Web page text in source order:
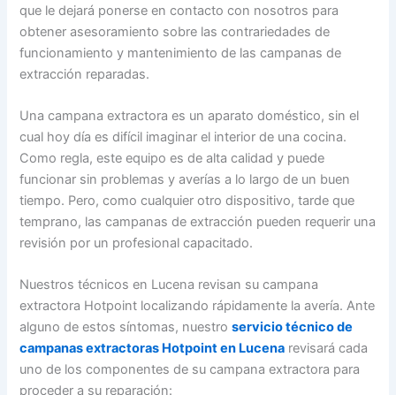
que le dejará ponerse en contacto con nosotros para
obtener asesoramiento sobre las contrariedades de
funcionamiento y mantenimiento de las campanas de
extracción reparadas.
Una campana extractora es un aparato doméstico, sin el
cual hoy día es difícil imaginar el interior de una cocina.
Como regla, este equipo es de alta calidad y puede
funcionar sin problemas y averías a lo largo de un buen
tiempo. Pero, como cualquier otro dispositivo, tarde que
temprano, las campanas de extracción pueden requerir una
revisión por un profesional capacitado.
Nuestros técnicos en Lucena revisan su campana
extractora Hotpoint localizando rápidamente la avería. Ante
alguno de estos síntomas, nuestroservicio técnico de
campanas extractoras Hotpoint en Lucena revisará cada
uno de los componentes de su campana extractora para
proceder a su reparación: